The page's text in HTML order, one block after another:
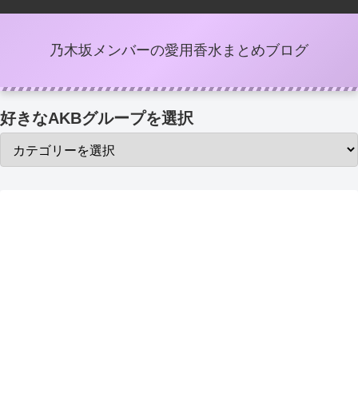
乃木坂メンバーの愛用香水まとめブログ
好きなAKBグループを選択